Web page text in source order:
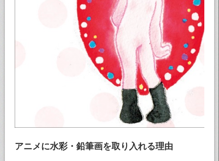
アニメに水彩・鉛筆画を取り入れる理由